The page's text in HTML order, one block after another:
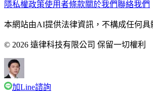
隱私權政策使用者條款關於我們聯絡我們
本網站由AI提供法律資訊，不構成任何具
© 2026 遠律科技有限公司 保留一切權利
加Line諮詢